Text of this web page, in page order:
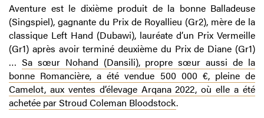
Aventure est le dixième produit de la bonne Balladeuse
(Singspiel), gagnante du Prix de Royallieu (Gr2), mère de la
classique Left Hand (Dubawi), lauréate d’un Prix Vermeille
(Gr1) après avoir terminé deuxième du Prix de Diane (Gr1)
… Sa sœur Nohand (Dansili), propre sœur aussi de la
bonne Romancière, a été vendue 500 000 €, pleine de
Camelot, aux ventes d’élevage Arqana 2022, où elle a été
achetée par Stroud Coleman Bloodstock.